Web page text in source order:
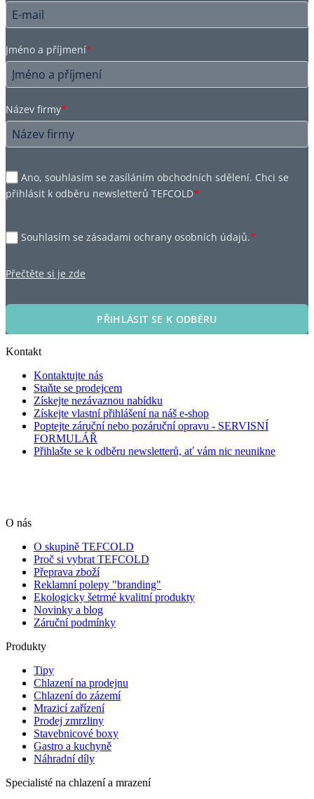
Jméno a příjmení*
Název firmy*
Ano, souhlasím se zasíláním obchodních sdělení. Chci se
přihlásit k odběru newsletterů TEFCOLD*
Souhlasím se zásadami ochrany osobních údajů.*
Přečtěte si je zde
PŘIHLÁSIT SE K ODBĚRU
Kontakt
Kontaktujte nás
Staňte se prodejcem
Získejte nezávaznou nabídku
Získejte vlastní přihlášení na náš e-shop
Poptejte záruční nebo pozáruční opravu - SERVISNÍ
FORMULÁŘ
Přihlašte se k odběru newsletterů, ať vám nic neunikne
O nás
O skupině TEFCOLD
Proč si vybrat TEFCOLD
Přeprava zboží
Reklamní polepy "branding"
Ekologicky šetrmé kvalitní produkty
Novinky a blog
Záruční podmínky
Produkty
Tipy
Chlazení na prodejnu
Chlazení do zázemí
Mrazicí zařízení
Prodej zmrzliny
Stavebnicové boxy
Gastro a kuchyně
Náhradní díly
Specialisté na chlazení a mrazení